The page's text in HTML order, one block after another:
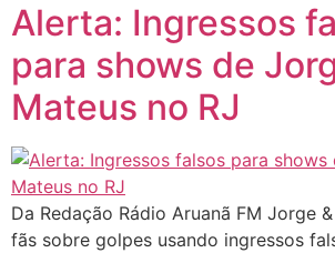
Alerta: Ingressos
para shows de
Mateus no RJ
Da Redação Rádio Aruanã FM Jorge
fãs sobre golpes usando ingressos